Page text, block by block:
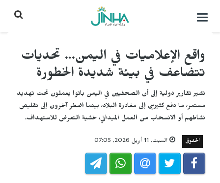
التحكم
واقع الإعلاميات في اليمن... تحديات
تتضاعف في بيئة شديدة الخطورة
تشير تقارير دولية إلى أن الصحفيين في اليمن باتوا يعملون تحت تهديد
مستمر، ما دفع كثيرين إلى مغادرة البلاد، بينما اضطر آخرون إلى تقليص
نشاطهم أو الانسحاب من العمل الميداني، خشية التعرض للاستهداف.
الحقوق السبت, 11 أبريل 2026, 07:05